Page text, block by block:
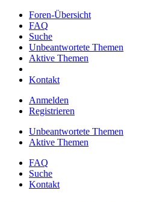
Foren-Übersicht
FAQ
Suche
Unbeantwortete Themen
Aktive Themen
Kontakt
Anmelden
Registrieren
Unbeantwortete Themen
Aktive Themen
FAQ
Suche
Kontakt